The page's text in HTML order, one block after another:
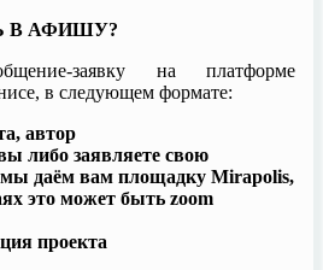
В АФИШУ?
заявку на платформе
в следующем формате:
автор
либо заявляете свою
даём вам площадку Mirapolis,
это может быть zoom
проекта